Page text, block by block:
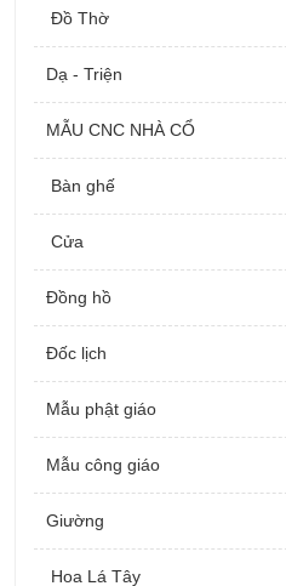
Đồ Thờ
Dạ - Triện
MẪU CNC NHÀ CỔ
Bàn ghế
Cửa
Đồng hồ
Đốc lịch
Mẫu phật giáo
Mẫu công giáo
Giường
Hoa Lá Tây